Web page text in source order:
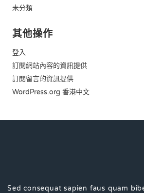
未分類
其他操作
登入
訂閱網站內容的資訊提供
訂閱留言的資訊提供
WordPress.org 香港中文
Sed consequat sapien faus quam